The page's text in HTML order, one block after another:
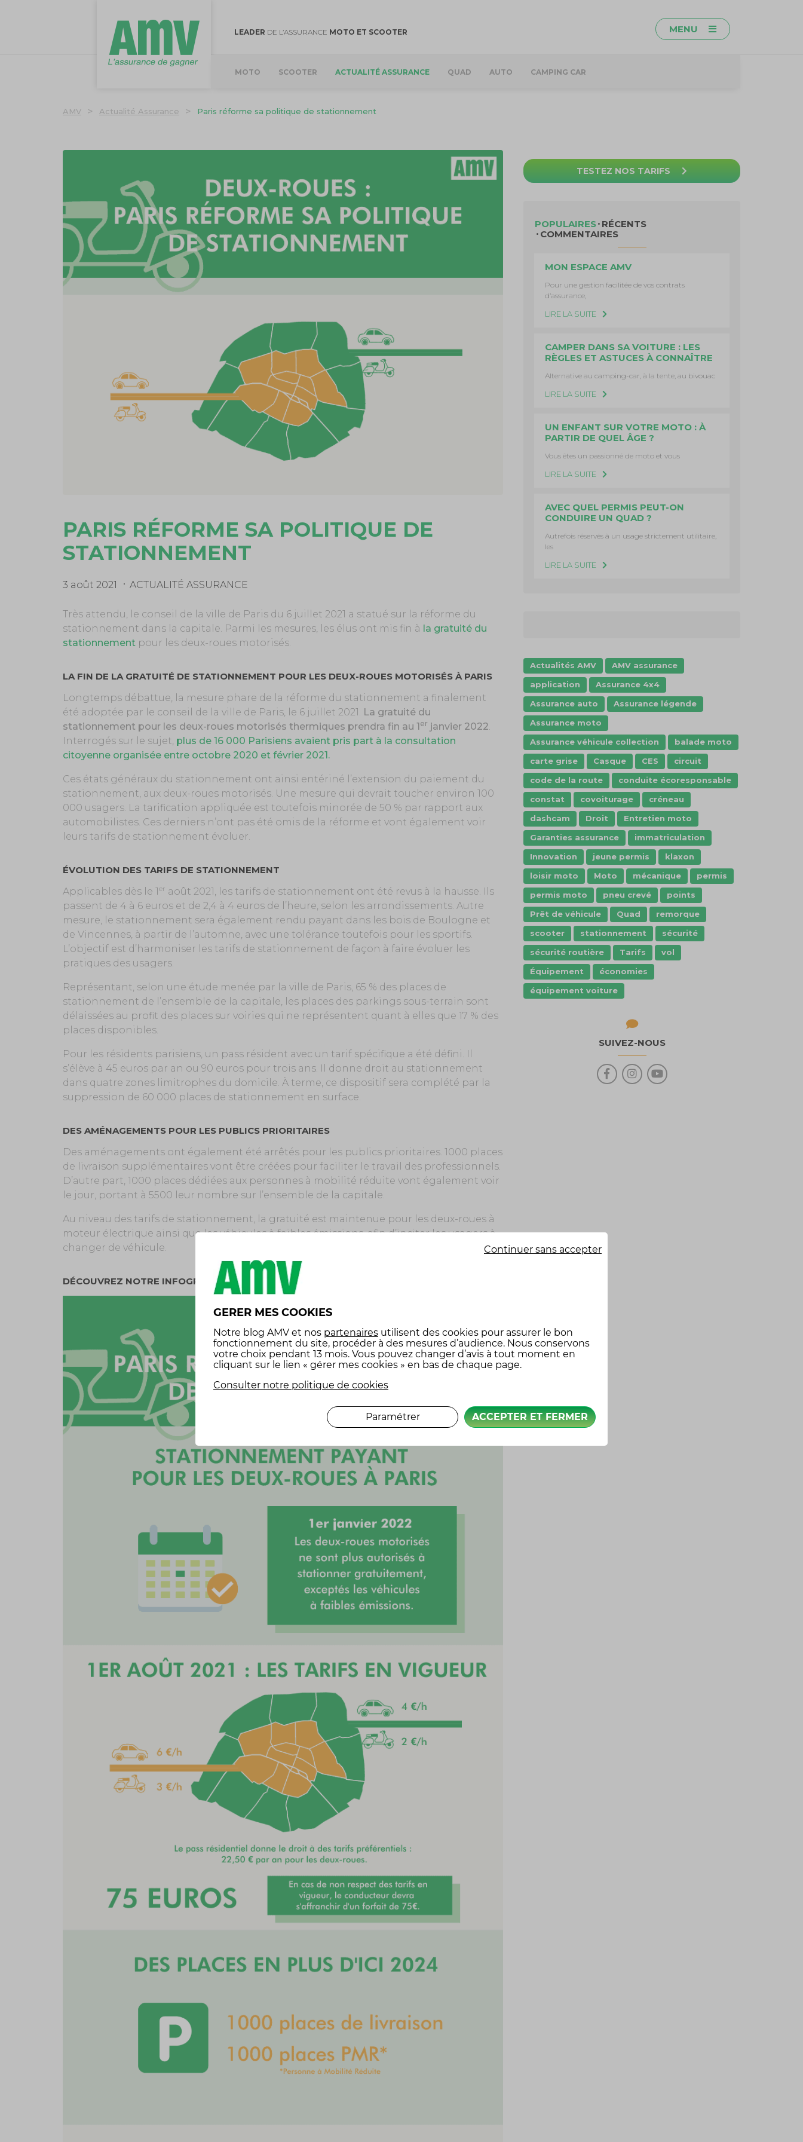
LEADER DE L’ASSURANCE MOTO ET SCOOTER MENU
MOTO SCOOTER ACTUALITÉ ASSURANCE QUAD AUTO CAMPING CAR
AMV > Actualité Assurance > Paris réforme sa politique de stationnement
PARIS RÉFORME SA POLITIQUE DE
STATIONNEMENT
3 août 2021 ACTUALITÉ ASSURANCE
Très attendu, le conseil de la ville de Paris du 6 juillet 2021 a statué sur la réforme du
stationnement dans la capitale. Parmi les mesures, les élus ont mis fin à la gratuité du
stationnementpour les deux-roues motorisés.
LA FIN DE LA GRATUITÉ DE STATIONNEMENT POUR LES DEUX-ROUES MOTORISÉS À PARIS
Longtemps débattue, la mesure phare de la réforme du stationnement a finalement
été adoptée par le conseil de la ville de Paris, le 6 juillet 2021. La gratuité du
stationnement pour les deux-roues motorisés thermiques prendra fin au 1 er janvier 2022.
Interrogés sur le sujet, plus de 16 000 Parisiens avaient pris part à la consultation
citoyenne organisée entre octobre 2020 et février 2021.
Ces états généraux du stationnement ont ainsi entériné l’extension du paiement du
stationnement, aux deux-roues motorisés. Une mesure qui devrait toucher environ 100
000 usagers. La tarification appliquée est toutefois minorée de 50 % par rapport aux
automobilistes. Ces derniers n’ont pas été omis de la réforme et vont également voir
leurs tarifs de stationnement évoluer.
ÉVOLUTION DES TARIFS DE STATIONNEMENT
Applicables dès le 1 er août 2021, les tarifs de stationnement ont été revus à la hausse. Ils
passent de 4 à 6 euros et de 2,4 à 4 euros de l’heure, selon les arrondissements. Autre
mesure, le stationnement sera également rendu payant dans les bois de Boulogne et
de Vincennes, à partir de l’automne, avec une tolérance toutefois pour les sportifs.
L’objectif est d’harmoniser les tarifs de stationnement de façon à faire évoluer les
pratiques des usagers.
Représentant, selon une étude menée par la ville de Paris, 65 % des places de
stationnement de l’ensemble de la capitale, les places des parkings sous-terrain sont
délaissées au profit des places sur voiries qui ne représentent quant à elles que 17 % des
places disponibles.
Pour les résidents parisiens, un pass résident avec un tarif spécifique a été défini. Il
s’élève à 45 euros par an ou 90 euros pour trois ans. Il donne droit au stationnement
dans quatre zones limitrophes du domicile. À terme, ce dispositif sera complété par la
suppression de 60 000 places de stationnement en surface.
DES AMÉNAGEMENTS POUR LES PUBLICS PRIORITAIRES
Des aménagements ont également été arrêtés pour les publics prioritaires. 1000 places
de livraison supplémentaires vont être créées pour faciliter le travail des professionnels.
D’autre part, 1000 places dédiées aux personnes à mobilité réduite vont également voir
le jour, portant à 5500 leur nombre sur l’ensemble de la capitale.
Au niveau des tarifs de stationnement, la gratuité est maintenue pour les deux-roues à
moteur électrique ainsi que les véhicules à faibles émissions, afin d’inciter les usagers à
changer de véhicule.
DÉCOUVREZ NOTRE INFOGRAPHIE :
TESTEZ NOS TARIFS
POPULAIRES RÉCENTS
COMMENTAIRES
MON ESPACE AMV
Pour une gestion facilitée de vos contrats
d’assurance,
LIRE LA SUITE
CAMPER DANS SA VOITURE : LES
RÈGLES ET ASTUCES À CONNAÎTRE
Alternative au camping-car, à la tente, au bivouac
LIRE LA SUITE
UN ENFANT SUR VOTRE MOTO : À
PARTIR DE QUEL ÂGE ?
Vous êtes un passionné de moto et vous
LIRE LA SUITE
AVEC QUEL PERMIS PEUT-ON
CONDUIRE UN QUAD ?
Autrefois réservés à un usage strictement utilitaire,
les
LIRE LA SUITE
Actualités AMV
AMV assurance
application
Assurance 4x4
Assurance auto
Assurance légende
Assurance moto
Assurance véhicule collection
balade moto
carte grise
Casque CES
circuit
code de la route
conduite écoresponsable
constat
covoiturage
créneau
dashcam
Droit
Entretien moto
Garanties assurance
immatriculation
Innovation
jeune permis
klaxon
loisir moto
Moto mécanique
permis
permis moto
pneu crevé
points
Prêt de véhicule
Quad
remorque
scooter
stationnement
sécurité
sécurité routière
Tarifs
vol
Équipement
économies
équipement voiture
SUIVEZ-NOUS
GERER MES COOKIES
Notre blog AMV et nos partenaires utilisent des cookies pour assurer le bon
fonctionnement du site, procéder à des mesures d’audience. Nous conservons
votre choix pendant 13 mois. Vous pouvez changer d’avis à tout moment en
cliquant sur le lien « gérer mes cookies » en bas de chaque page.
Consulter notre politique de cookies
Continuer sans accepter
ACCEPTER ET FERMER
Paramétrer